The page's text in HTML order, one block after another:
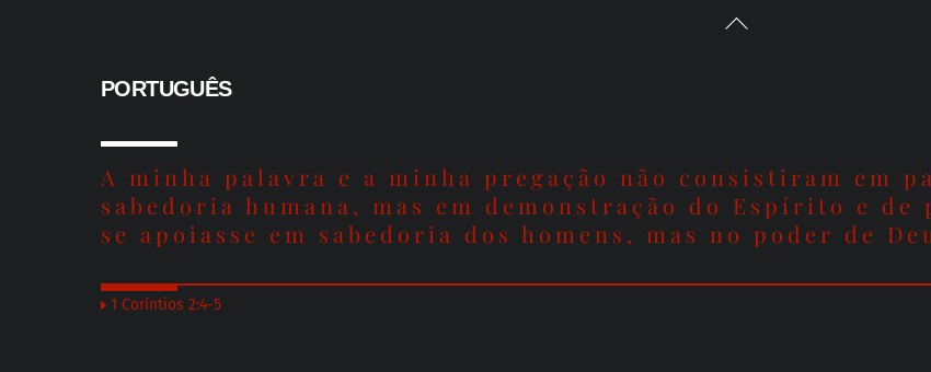
PORTUGUÊS
A minha palavra e a minha pregação não consistiram em
sabedoria humana, mas em demonstração do Espírito e de
se apoiasse em sabedoria dos homens, mas no poder de
1 Coríntios 2:4-5
Back